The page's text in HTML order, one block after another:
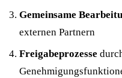
Gemeinsame
externen Partnern
Freigabeprozesse